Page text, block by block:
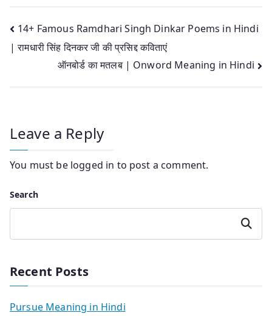
Post
navigation
14+ Famous Ramdhari Singh Dinkar Poems in Hindi
| रामधारी सिंह दिनकर जी की प्रसिद्द कविताएं
ऑनबोर्ड का मतलब | Onword Meaning in Hindi
Leave a Reply
You must be logged in to post a comment.
Search
Search
Recent Posts
Pursue Meaning in Hindi